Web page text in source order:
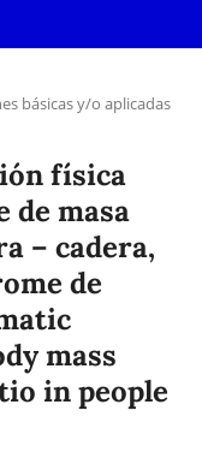
básicas y/o aplicadas
física
de masa
– cadera,
de
mass
in people